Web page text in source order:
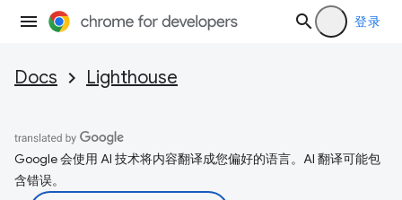
登录
Docs Lighthouse
Google 会使用 AI 技术将内容翻译成您偏好的语言。AI 翻译可能包
含错误。